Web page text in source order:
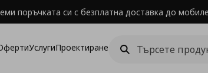
поръчката си с безплатна доставка до
УслугиПроектиране